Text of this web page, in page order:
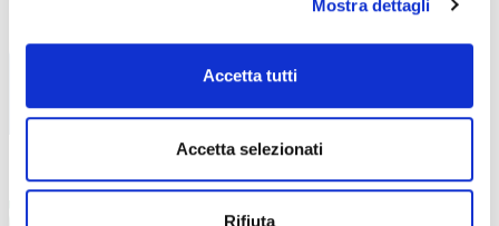
Mostra dettagli
Accetta tutti
Accetta selezionati
Rifiuta
Tutti i libri di testo necessari per il prossimo
29 Giugno 2026
Alessandro Bergamo al Bocuse d’Or